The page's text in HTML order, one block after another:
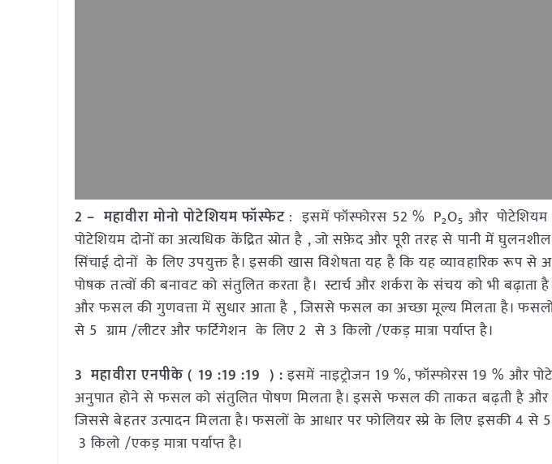
2 – महावीरा मोनो पोटेशियम फॉस्फेट : इसमें फॉस्फोरस 52 % P₂O₅ और
पोटेशियम दोनों का अत्यधिक केंद्रित स्रोत है , जो सफ़ेद और पूरी तरह से पानी में घुलनशील
सिंचाई दोनों के लिए उपयुक्त है। इसकी खास विशेषता यह है कि यह व्यावहारिक रूप से
पोषक तत्वों की बनावट को संतुलित करता है। स्टार्च और शर्करा के संचय को भी बढ़ाता
और फसल की गुणवत्ता में सुधार आता है , जिससे फसल का अच्छा मूल्य मिलता है।
से 5 ग्राम /लीटर और फर्टिगेशन के लिए 2 से 3 किलो /एकड़ मात्रा पर्याप्त है।
3 महावीरा एनपीके ( 19 :19 :19 ) :इसमें नाइट्रोजन 19 %, फॉस्फोरस 19 % और
अनुपात होने से फसल को संतुलित पोषण मिलता है। इससे फसल की ताकत बढ़ती है और
जिससे बेहतर उत्पादन मिलता है। फसलों के आधार पर फोलियर स्प्रे के लिए इसकी 4
3 किलो /एकड़ मात्रा पर्याप्त है।